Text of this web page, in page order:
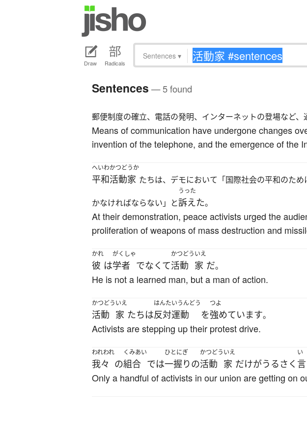
Draw Radicals
Sentences ▾
Sentences — 5 found
郵便制度の確立、電話の発明、インターネットの登場など、
Means of communication have undergone changes
invention of the telephone, and the emergence of the
へいわかつどうか
平和活動家 たちは、デモにおいて「国際社会の平和のため
かなければならない」と
うった
訴えた。
At their demonstration, peace activists urged the
proliferation of weapons of mass destruction and
かれ
彼 は
がくしゃ
学者 でなくて
かつどう
活動
いえ
家 だ。
He is not a learned man, but a man of action.
かつどう
活動
いえ
家 たちは
はんたいうんどう
反対運動 を
つよ
強めています。
Activists are stepping up their protest drive.
われわれ
我々 の
くみあい
組合 では
ひとにぎ
一握りの
かつどう
活動
いえ
家 だけがうるさく
い
Only a handful of activists in our union are getting on